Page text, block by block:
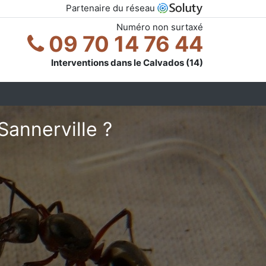
Partenaire du réseau
Numéro non surtaxé
09 70 14 76 44
Interventions dans le Calvados (14)
?